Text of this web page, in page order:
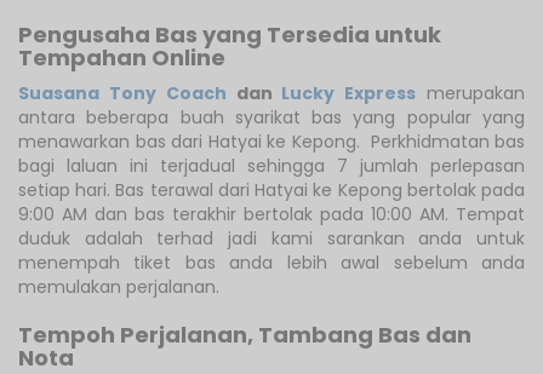
Pengusaha Bas yang Tersedia untuk
Tempahan Online
Suasana Tony Coach dan Lucky Express merupakan
antara beberapa buah syarikat bas yang popular yang
menawarkan bas dari Hatyai ke Kepong. Perkhidmatan bas
bagi laluan ini terjadual sehingga 7 jumlah perlepasan
setiap hari. Bas terawal dari Hatyai ke Kepong bertolak pada
9:00 AM dan bas terakhir bertolak pada 10:00 AM. Tempat
duduk adalah terhad jadi kami sarankan anda untuk
menempah tiket bas anda lebih awal sebelum anda
memulakan perjalanan.
Tempoh Perjalanan, Tambang Bas dan
Nota